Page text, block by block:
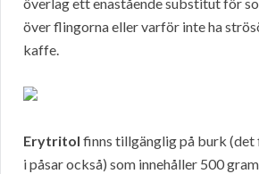
över flingorna eller varför inte ha
kaffe.
Erytritol finns tillgänglig på burk (det
i påsar också) som innehåller 500